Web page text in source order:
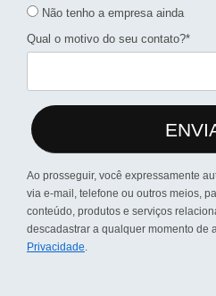
Não tenho a empresa ainda
Qual o motivo do seu contato?*
Ao prosseguir, você expressamente
via e-mail, telefone ou outros meios,
conteúdo, produtos e serviços
descadastrar a qualquer momento de
Privacidade